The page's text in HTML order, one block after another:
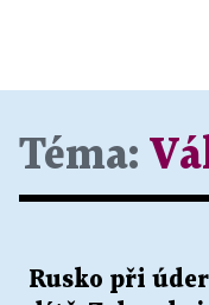
Téma:
Rusko při